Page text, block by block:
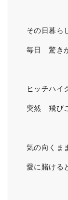
その日暮ら
毎日 驚き
ヒッチハイ
突然 飛び
気の向くま
愛に賭ける